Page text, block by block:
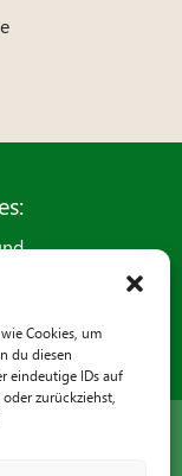
Cookies, um
du diesen
eindeutige IDs auf
zurückziehst,